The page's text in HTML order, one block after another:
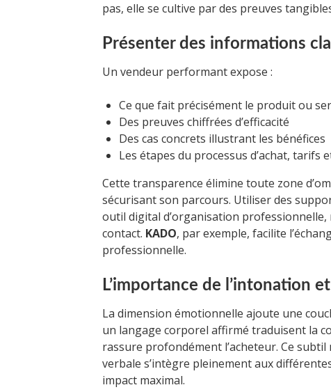
pas, elle se cultive par des preuves
Présenter des informations
Un vendeur performant expose :
Ce que fait précisément le produit ou
Des preuves chiffrées d’efficacité
Des cas concrets illustrant les bénéfices
Les étapes du processus d’achat, tarifs
Cette transparence élimine toute zone
sécurisant son parcours. Utiliser des
outil digital d’organisation
contact. KADO, par exemple, facilite
professionnelle.
L’importance de l’intonation
La dimension émotionnelle ajoute une
un langage corporel affirmé traduisent la
rassure profondément l’acheteur. Ce
verbale s’intègre pleinement aux
impact maximal.